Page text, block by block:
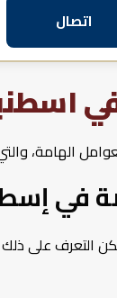
اتصال
الهامة،
في
التعرف على